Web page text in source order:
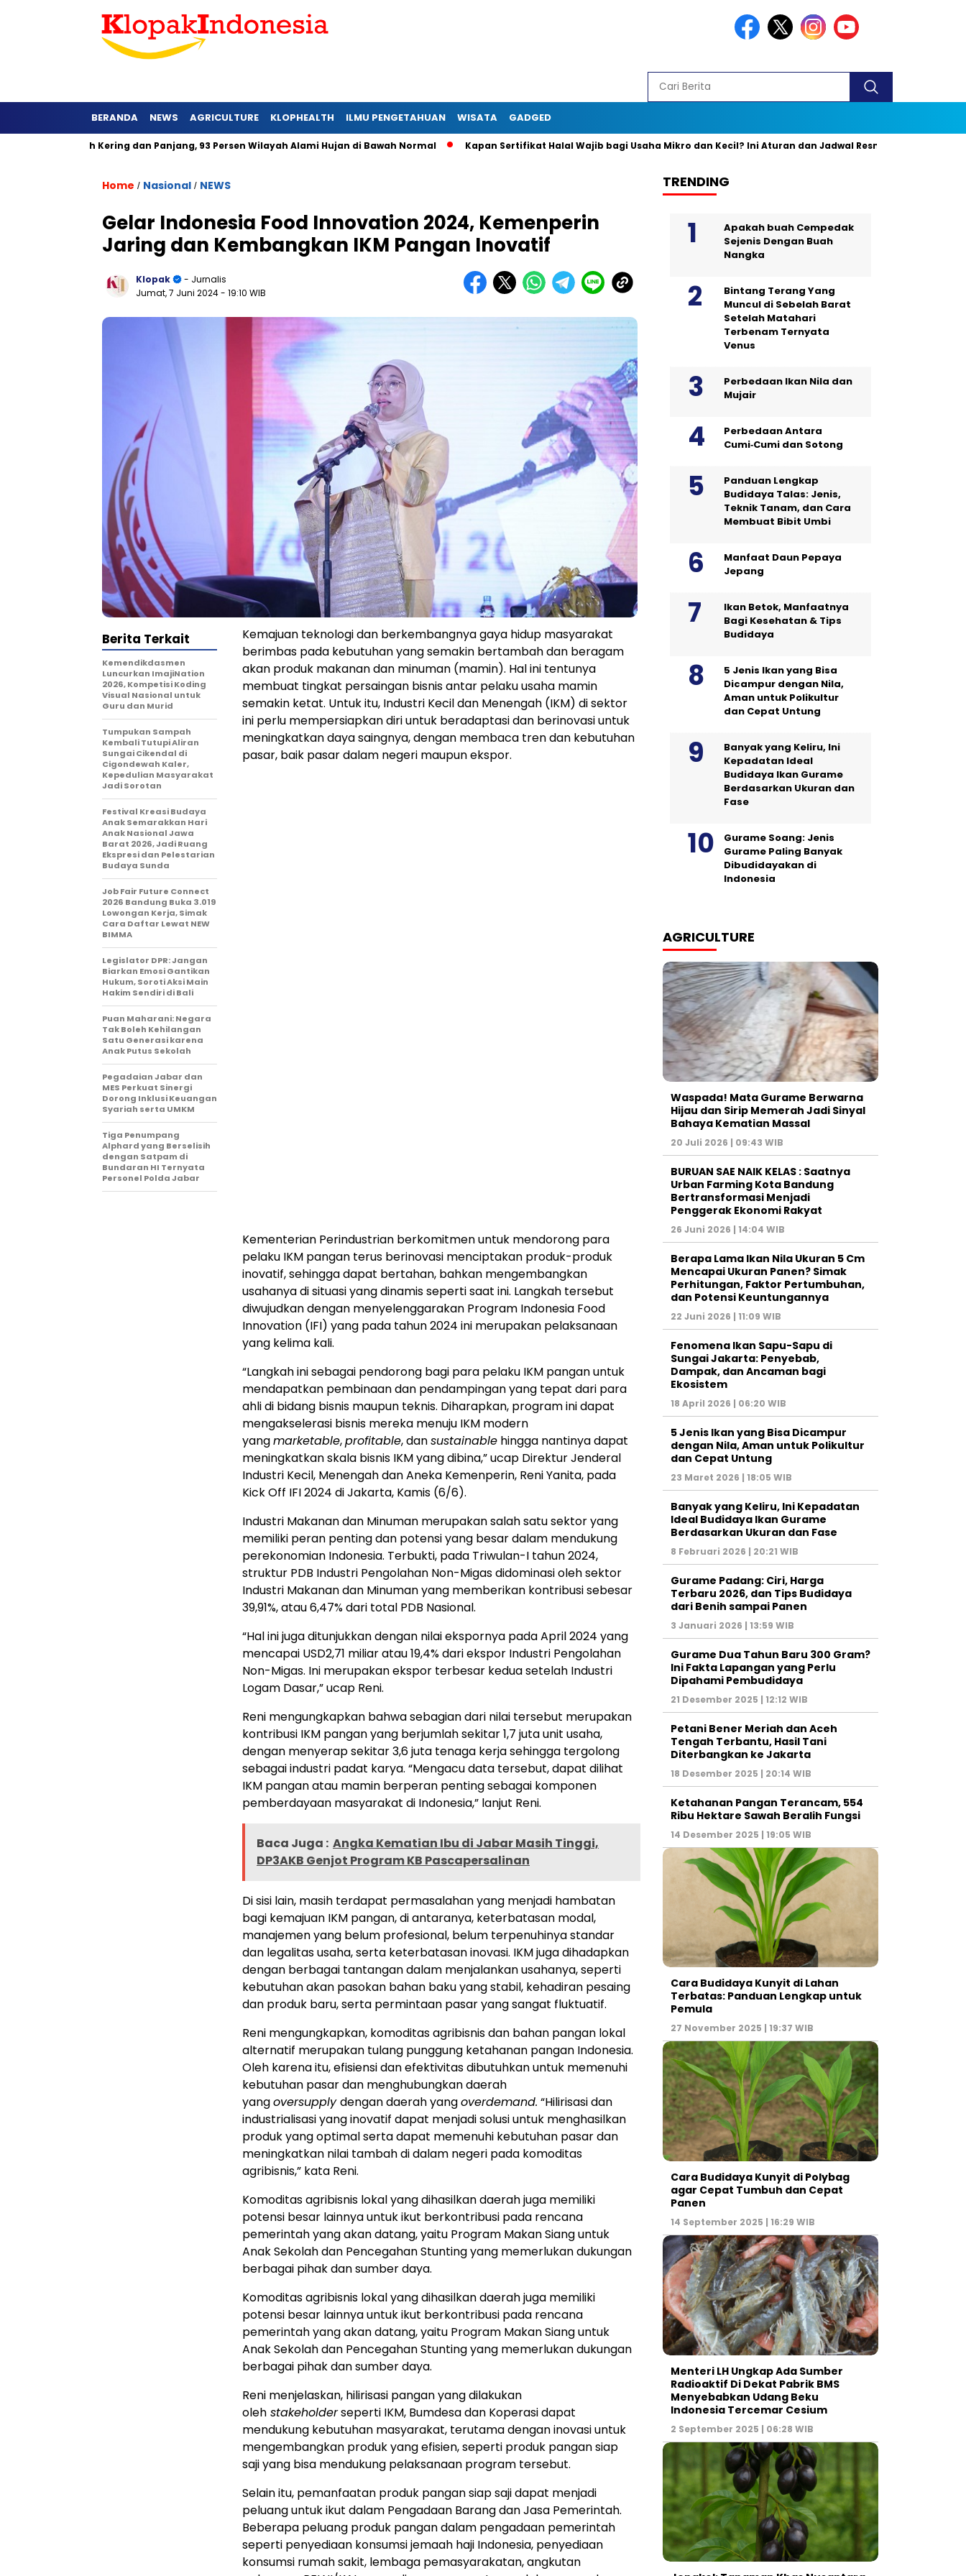
BERANDA NEWS AGRICULTURE KLOPHEALTH ILMU PENGETAHUAN WISATA GADGED
Lebih Kering dan Panjang, 93 Persen Wilayah Alami Hujan di Bawah Normal Kapan Sertifikat Halal Wajib bagi Usaha Mikro dan Kecil? Ini Aturan dan Jadwal Resminya
Home / Nasional / NEWS
Gelar Indonesia Food Innovation 2024, Kemenperin
Jaring dan Kembangkan IKM Pangan Inovatif
Klopak
- Jurnalis
Jumat, 7 Juni 2024- 19:10 WIB
Kemajuan teknologi dan berkembangnya gaya hidup masyarakat
berimbas pada kebutuhan yang semakin bertambah dan beragam
akan produk makanan dan minuman (mamin). Hal ini tentunya
membuat tingkat persaingan bisnis antar pelaku usaha mamin
semakin ketat. Untuk itu, Industri Kecil dan Menengah (IKM) di sektor
ini perlu mempersiapkan diri untuk beradaptasi dan berinovasi untuk
meningkatkan daya saingnya, dengan membaca tren dan kebutuhan
pasar, baik pasar dalam negeri maupun ekspor.
Kementerian Perindustrian berkomitmen untuk mendorong para
pelaku IKM pangan terus berinovasi menciptakan produk-produk
inovatif, sehingga dapat bertahan, bahkan mengembangkan
usahanya di situasi yang dinamis seperti saat ini. Langkah tersebut
diwujudkan dengan menyelenggarakan Program Indonesia Food
Innovation (IFI) yang pada tahun 2024 ini merupakan pelaksanaan
yang kelima kali.
“Langkah ini sebagai pendorong bagi para pelaku IKM pangan untuk
mendapatkan pembinaan dan pendampingan yang tepat dari para
ahli di bidang bisnis maupun teknis. Diharapkan, program ini dapat
mengakselerasi bisnis mereka menuju IKM modern
yangmarketable,profitable, dansustainable hingga nantinya dapat
meningkatkan skala bisnis IKM yang dibina,” ucap Direktur Jenderal
Industri Kecil, Menengah dan Aneka Kemenperin, Reni Yanita, pada
Kick Off IFI 2024 di Jakarta, Kamis (6/6).
Industri Makanan dan Minuman merupakan salah satu sektor yang
memiliki peran penting dan potensi yang besar dalam mendukung
perekonomian Indonesia. Terbukti, pada Triwulan-I tahun 2024,
struktur PDB Industri Pengolahan Non-Migas didominasi oleh sektor
Industri Makanan dan Minuman yang memberikan kontribusi sebesar
39,91%, atau 6,47% dari total PDB Nasional.
“Hal ini juga ditunjukkan dengan nilai ekspornya pada April 2024 yang
mencapai USD2,71 miliar atau 19,4% dari ekspor Industri Pengolahan
Non-Migas. Ini merupakan ekspor terbesar kedua setelah Industri
Logam Dasar,” ucap Reni.
Reni mengungkapkan bahwa sebagian dari nilai tersebut merupakan
kontribusi IKM pangan yang berjumlah sekitar 1,7 juta unit usaha,
dengan menyerap sekitar 3,6 juta tenaga kerja sehingga tergolong
sebagai industri padat karya. “Mengacu data tersebut, dapat dilihat
IKM pangan atau mamin berperan penting sebagai komponen
pemberdayaan masyarakat di Indonesia,” lanjut Reni.
Baca Juga : Angka Kematian Ibu di Jabar Masih Tinggi,
DP3AKB Genjot Program KB Pascapersalinan
Di sisi lain, masih terdapat permasalahan yang menjadi hambatan
bagi kemajuan IKM pangan, di antaranya, keterbatasan modal,
manajemen yang belum profesional, belum terpenuhinya standar
dan legalitas usaha, serta keterbatasan inovasi. IKM juga dihadapkan
dengan berbagai tantangan dalam menjalankan usahanya, seperti
kebutuhan akan pasokan bahan baku yang stabil, kehadiran pesaing
dan produk baru, serta permintaan pasar yang sangat fluktuatif.
Reni mengungkapkan, komoditas agribisnis dan bahan pangan lokal
alternatif merupakan tulang punggung ketahanan pangan Indonesia.
Oleh karena itu, efisiensi dan efektivitas dibutuhkan untuk memenuhi
kebutuhan pasar dan menghubungkan daerah
yangoversupplydengan daerah yangoverdemand. “Hilirisasi dan
industrialisasi yang inovatif dapat menjadi solusi untuk menghasilkan
produk yang optimal serta dapat memenuhi kebutuhan pasar dan
meningkatkan nilai tambah di dalam negeri pada komoditas
agribisnis,” kata Reni.
Komoditas agribisnis lokal yang dihasilkan daerah juga memiliki
potensi besar lainnya untuk ikut berkontribusi pada rencana
pemerintah yang akan datang, yaitu Program Makan Siang untuk
Anak Sekolah dan Pencegahan Stunting yang memerlukan dukungan
berbagai pihak dan sumber daya.
Komoditas agribisnis lokal yang dihasilkan daerah juga memiliki
potensi besar lainnya untuk ikut berkontribusi pada rencana
pemerintah yang akan datang, yaitu Program Makan Siang untuk
Anak Sekolah dan Pencegahan Stunting yang memerlukan dukungan
berbagai pihak dan sumber daya.
Reni menjelaskan, hilirisasi pangan yang dilakukan
oleh stakeholderseperti IKM, Bumdesa dan Koperasi dapat
mendukung kebutuhan masyarakat, terutama dengan inovasi untuk
mengembangkan produk yang efisien, seperti produk pangan siap
saji yang bisa mendukung pelaksanaan program tersebut.
Selain itu, pemanfaatan produk pangan siap saji dapat menjadi
peluang untuk ikut dalam Pengadaan Barang dan Jasa Pemerintah.
Beberapa peluang produk pangan dalam pengadaan pemerintah
seperti penyediaan konsumsi jemaah haji Indonesia, penyediaan
konsumsi rumah sakit, lembaga pemasyarakatan, angkutan
Berita Terkait
Kemendikdasmen
Luncurkan ImajiNation
2026, Kompetisi Koding
Visual Nasional untuk
Guru dan Murid
Tumpukan Sampah
Kembali Tutupi Aliran
Sungai Cikendal di
Cigondewah Kaler,
Kepedulian Masyarakat
Jadi Sorotan
Festival Kreasi Budaya
Anak Semarakkan Hari
Anak Nasional Jawa
Barat 2026, Jadi Ruang
Ekspresi dan Pelestarian
Budaya Sunda
Job Fair Future Connect
2026 Bandung Buka 3.019
Lowongan Kerja, Simak
Cara Daftar Lewat NEW
BIMMA
Legislator DPR: Jangan
Biarkan Emosi Gantikan
Hukum, Soroti Aksi Main
Hakim Sendiri di Bali
Puan Maharani: Negara
Tak Boleh Kehilangan
Satu Generasi karena
Anak Putus Sekolah
Pegadaian Jabar dan
MES Perkuat Sinergi
Dorong Inklusi Keuangan
Syariah serta UMKM
Tiga Penumpang
Alphard yang Berselisih
dengan Satpam di
Bundaran HI Ternyata
Personel Polda Jabar
TRENDING
Apakah buah Cempedak
Sejenis Dengan Buah
Nangka
Bintang Terang Yang
Muncul di Sebelah Barat
Setelah Matahari
Terbenam Ternyata
Venus
Perbedaan Ikan Nila dan
Mujair
Perbedaan Antara
Cumi‑Cumi dan Sotong
Panduan Lengkap
Budidaya Talas: Jenis,
Teknik Tanam, dan Cara
Membuat Bibit Umbi
Manfaat Daun Pepaya
Jepang
Ikan Betok, Manfaatnya
Bagi Kesehatan & Tips
Budidaya
5 Jenis Ikan yang Bisa
Dicampur dengan Nila,
Aman untuk Polikultur
dan Cepat Untung
Banyak yang Keliru, Ini
Kepadatan Ideal
Budidaya Ikan Gurame
Berdasarkan Ukuran dan
Fase
Gurame Soang: Jenis
Gurame Paling Banyak
Dibudidayakan di
Indonesia
AGRICULTURE
Waspada! Mata Gurame Berwarna
Hijau dan Sirip Memerah Jadi Sinyal
Bahaya Kematian Massal
20 Juli 2026 | 09:43 WIB
BURUAN SAE NAIK KELAS : Saatnya
Urban Farming Kota Bandung
Bertransformasi Menjadi
Penggerak Ekonomi Rakyat
26 Juni 2026 | 14:04 WIB
Berapa Lama Ikan Nila Ukuran 5 Cm
Mencapai Ukuran Panen? Simak
Perhitungan, Faktor Pertumbuhan,
dan Potensi Keuntungannya
22 Juni 2026 | 11:09 WIB
Fenomena Ikan Sapu-Sapu di
Sungai Jakarta: Penyebab,
Dampak, dan Ancaman bagi
Ekosistem
18 April 2026 | 06:20 WIB
5 Jenis Ikan yang Bisa Dicampur
dengan Nila, Aman untuk Polikultur
dan Cepat Untung
23 Maret 2026 | 18:05 WIB
Banyak yang Keliru, Ini Kepadatan
Ideal Budidaya Ikan Gurame
Berdasarkan Ukuran dan Fase
8 Februari 2026 | 20:21 WIB
Gurame Padang: Ciri, Harga
Terbaru 2026, dan Tips Budidaya
dari Benih sampai Panen
3 Januari 2026 | 13:59 WIB
Gurame Dua Tahun Baru 300 Gram?
Ini Fakta Lapangan yang Perlu
Dipahami Pembudidaya
21 Desember 2025 | 12:12 WIB
Petani Bener Meriah dan Aceh
Tengah Terbantu, Hasil Tani
Diterbangkan ke Jakarta
18 Desember 2025 | 20:14 WIB
Ketahanan Pangan Terancam, 554
Ribu Hektare Sawah Beralih Fungsi
14 Desember 2025 | 19:05 WIB
Cara Budidaya Kunyit di Lahan
Terbatas: Panduan Lengkap untuk
Pemula
27 November 2025 | 19:37 WIB
Cara Budidaya Kunyit di Polybag
agar Cepat Tumbuh dan Cepat
Panen
14 September 2025 | 16:29 WIB
Menteri LH Ungkap Ada Sumber
Radioaktif Di Dekat Pabrik BMS
Menyebabkan Udang Beku
Indonesia Tercemar Cesium
2 September 2025 | 06:28 WIB